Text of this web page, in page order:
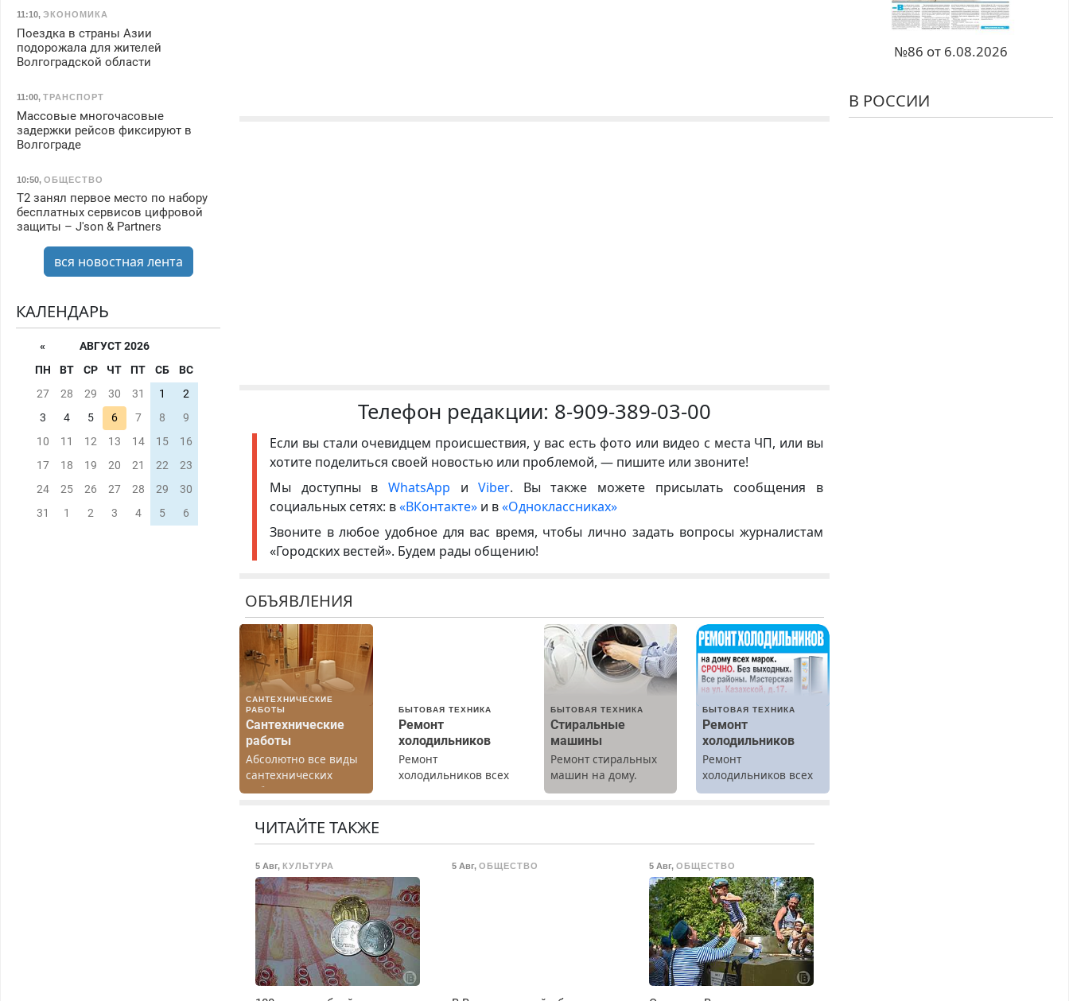
Телефон редакции: 8-909-389-03-00
Если вы стали очевидцем происшествия, у вас есть фото или видео с места ЧП, или вы
хотите поделиться своей новостью или проблемой, — пишите или звоните!
Мы доступны в WhatsApp иViber. Вы также можете присылать сообщения в
социальных сетях: в«ВКонтакте» и в«Одноклассниках»
Звоните в любое удобное для вас время, чтобы лично задать вопросы журналистам
«Городских вестей». Будем рады общению!
ОБЪЯВЛЕНИЯ
САНТЕХНИЧЕСКИЕ
РАБОТЫ
Сантехнические
работы
Абсолютно все виды
сантехнических
работ. Быстро.
Недорого.
БЫТОВАЯ ТЕХНИКА
Ремонт
холодильников
Ремонт
холодильников всех
районы. Скидка.
Вызов бесплатный.
БЫТОВАЯ ТЕХНИКА
Стиральные
машины
Ремонт стиральных
машин на дому.
Выезд и диагностика
БЫТОВАЯ ТЕХНИКА
Ремонт
холодильников
Ремонт
холодильников всех
марок на дому.
ЧИТАЙТЕ ТАКЖЕ
5 Авг, КУЛЬТУРА 5 Авг,ОБЩЕСТВО 5 Авг, ОБЩЕСТВО
11:10, ЭКОНОМИКА
Поездка в страны Азии
подорожала для жителей
Волгоградской области
11:00, ТРАНСПОРТ
Массовые многочасовые
задержки рейсов фиксируют в
Волгограде
10:50, ОБЩЕСТВО
Т2 занял первое место по набору
бесплатных сервисов цифровой
защиты – J'son & Partners
вся новостная лента
КАЛЕНДАРЬ
«
АВГУСТ 2026
ПН
ВТ СР ЧТ ПТ СБ
ВС
27
28 29 30 31 1
2
3
4 5 6 7 8
9
10
11 12 13 14 15
16
17
18 19 20 21 22
23
24
25 26 27 28 29
30
31
1 2 3 4 5 6
№86 от 6.08.2026
В РОССИИ